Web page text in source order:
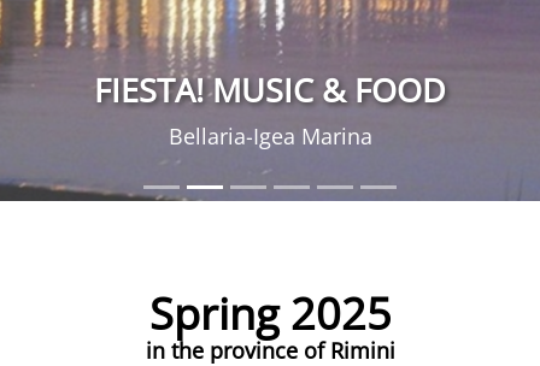
FIESTA! MUSIC & FOOD
Bellaria-Igea Marina
Spring 2025
in the province of Rimini